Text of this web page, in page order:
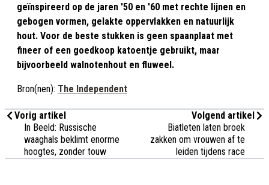
geïnspireerd op de jaren '50 en '60 met rechte lijnen en
gebogen vormen, gelakte oppervlakken en natuurlijk
hout. Voor de beste stukken is geen spaanplaat met
fineer of een goedkoop katoentje gebruikt, maar
bijvoorbeeld walnotenhout en fluweel.
Bron(nen): The Independent
Vorig artikel
In Beeld: Russische
waaghals beklimt enorme
hoogtes, zonder touw
Volgend artikel
Biatleten laten broek
zakken om vrouwen af te
leiden tijdens race